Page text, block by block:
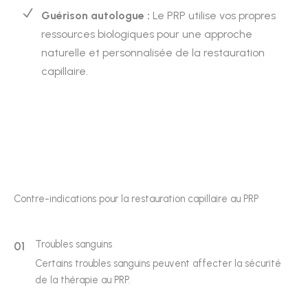
Guérison autologue : Le PRP utilise vos propres
ressources biologiques pour une approche
naturelle et personnalisée de la restauration
capillaire.
Contre-indications pour la restauration capillaire au PRP
01
Troubles sanguins
Certains troubles sanguins peuvent affecter la sécurité
de la thérapie au PRP.